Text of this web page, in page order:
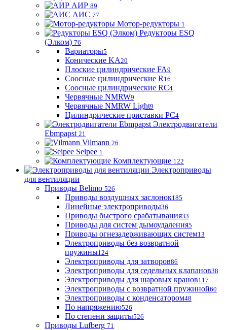
АИР 89
АИС 77
Мотор-редукторы 1
Редукторы ESQ
(Элком) 76
Вариаторы5
Конические KA20
Плоские цилиндрические FA9
Соосные цилиндрические R 16
Соосные цилиндрические RC4
Червячные NMRW9
Червячные NMRW Light9
Цилиндрические приставки PC4
Электродвигатели
Ebmpapst 21
Vilmann 26
Seipee 1
Комплектующие 122
Электроприводы
для вентиляции
Приводы Belimo 526
Приводы воздушных заслонок185
Линейные электроприводы36
Приводы быстрого срабатывания33
Приводы для систем дымоудаления5
Приводы огнезадерживающих систем13
Электроприводы без возвратной
пружины124
Электроприводы для затворов86
Электроприводы для седельных клапанов38
Электроприводы для шаровых кранов117
Электроприводы с возвратной пружиной60
Электроприводы с конденсатором48
По напряжению526
По степени защиты526
Приводы Lufberg 71